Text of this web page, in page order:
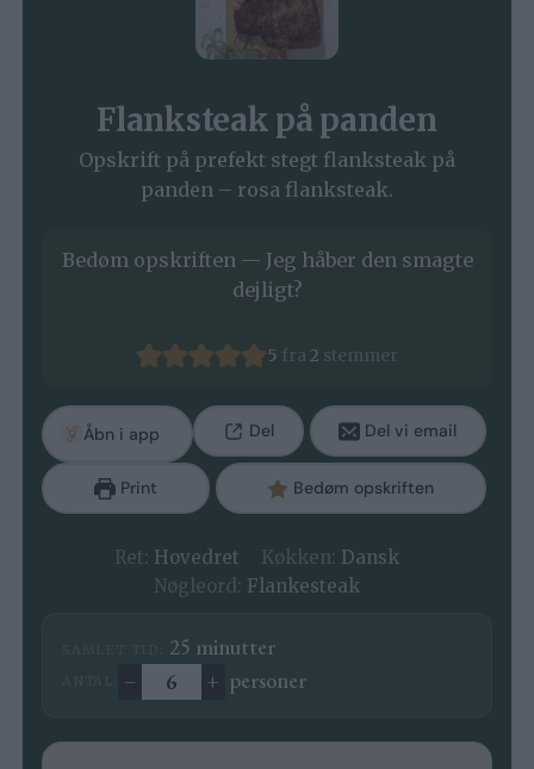
Flanksteak på panden
Opskrift på prefekt stegt flanksteak på
panden – rosa flanksteak.
Bedøm opskriften — Jeg håber den smagte
dejligt?
5 fra 2 stemmer
Åbn i app Del Del vi email
Print Bedøm opskriften
Ret: Hovedret Køkken: Dansk
Nøgleord: Flankesteak
25minutter
minutter
Ændre antal
– + personer